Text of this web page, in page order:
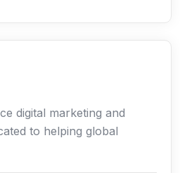
digital marketing and
to helping global